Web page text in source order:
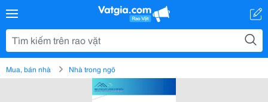
Mua, bán nhà Nhà trong ngõ